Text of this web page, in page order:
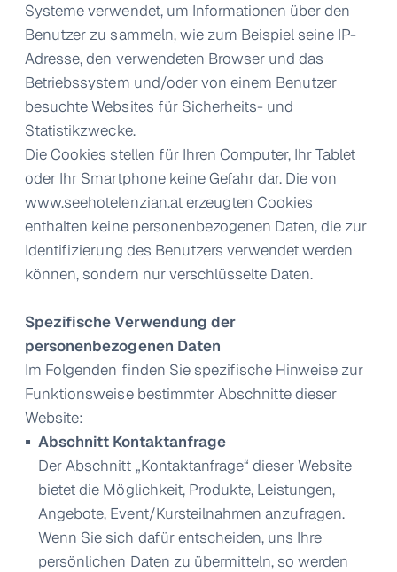
Systeme verwendet, um Informationen über den
Benutzer zu sammeln, wie zum Beispiel seine IP-
Adresse, den verwendeten Browser und das
Betriebssystem und/oder von einem Benutzer
besuchte Websites für Sicherheits- und
Statistikzwecke.
Die Cookies stellen für Ihren Computer, Ihr Tablet
oder Ihr Smartphone keine Gefahr dar. Die von
www.seehotelenzian.aterzeugten Cookies
enthalten keine personenbezogenen Daten, die zur
Identifizierung des Benutzers verwendet werden
können, sondern nur verschlüsselte Daten.
Spezifische Verwendung der
personenbezogenen Daten
Im Folgenden finden Sie spezifische Hinweise zur
Funktionsweise bestimmter Abschnitte dieser
Website:
Abschnitt Kontaktanfrage
Der Abschnitt „Kontaktanfrage“ dieser Website
bietet die Möglichkeit, Produkte, Leistungen,
Angebote, Event/Kursteilnahmen anzufragen.
Wenn Sie sich dafür entscheiden, uns Ihre
persönlichen Daten zu übermitteln, so werden